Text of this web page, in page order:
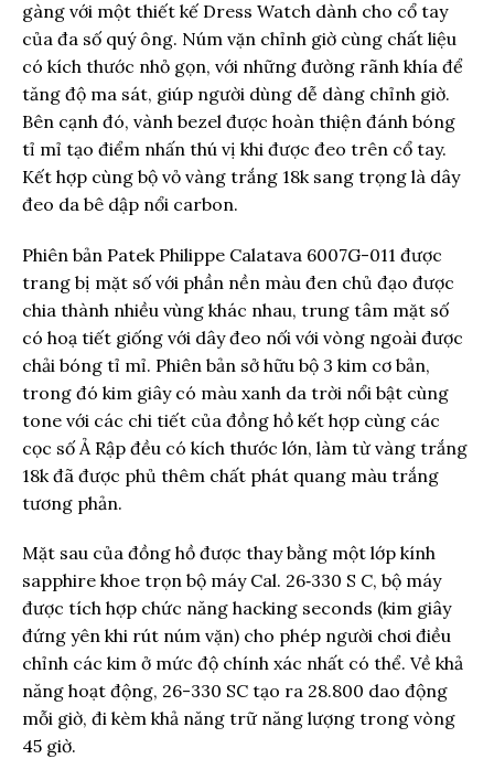
gàng với một thiết kế Dress Watch dành cho cổ tay
của đa số quý ông. Núm vặn chỉnh giờ cùng chất liệu
có kích thước nhỏ gọn, với những đường rãnh khía để
tăng độ ma sát, giúp người dùng dễ dàng chỉnh giờ.
Bên cạnh đó, vành bezel được hoàn thiện đánh bóng
tỉ mỉ tạo điểm nhấn thú vị khi được đeo trên cổ tay.
Kết hợp cùng bộ vỏ vàng trắng 18k sang trọng là dây
đeo da bê dập nổi carbon.
Phiên bản Patek Philippe Calatava 6007G-011 được
trang bị mặt số với phần nền màu đen chủ đạo được
chia thành nhiều vùng khác nhau, trung tâm mặt số
có hoạ tiết giống với dây đeo nối với vòng ngoài được
chải bóng tỉ mỉ. Phiên bản sở hữu bộ 3 kim cơ bản,
trong đó kim giây có màu xanh da trời nổi bật cùng
tone với các chi tiết của đồng hồ kết hợp cùng các
cọc số Ả Rập đều có kích thước lớn, làm từ vàng trắng
18k đã được phủ thêm chất phát quang màu trắng
tương phản.
Mặt sau của đồng hồ được thay bằng một lớp kính
sapphire khoe trọn bộ máy Cal. 26‑330 S C, bộ máy
được tích hợp chức năng hacking seconds (kim giây
đứng yên khi rút núm vặn) cho phép người chơi điều
chỉnh các kim ở mức độ chính xác nhất có thể. Về khả
năng hoạt động, 26-330 SC tạo ra 28.800 dao động
mỗi giờ, đi kèm khả năng trữ năng lượng trong vòng
45 giờ.